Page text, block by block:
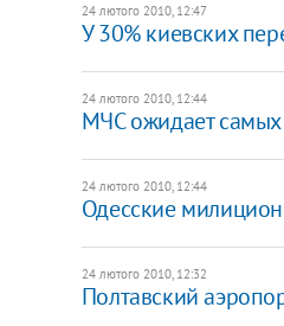
24 лютого 2010, 12:47
У 30% киевских
24 лютого 2010, 12:44
МЧС ожидает
24 лютого 2010, 12:44
Одесские
24 лютого 2010, 12:32
Полтавский